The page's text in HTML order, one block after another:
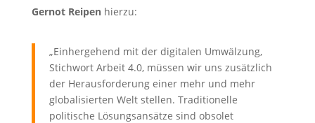
Gernot Reipenhierzu:
„Einhergehend mit der digitalen Umwälzung,
Stichwort Arbeit 4.0, müssen wir uns zusätzlich
der Herausforderung einer mehr und mehr
globalisierten Welt stellen. Traditionelle
politische Lösungsansätze sind obsolet